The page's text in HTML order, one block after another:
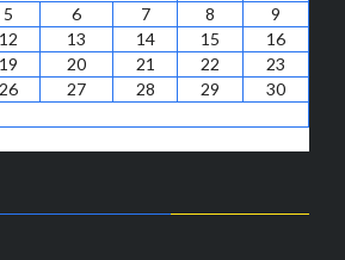
5 6 7 8
9
12 13 14 15
16
19 20 21 22
23
26 27 28 29
30